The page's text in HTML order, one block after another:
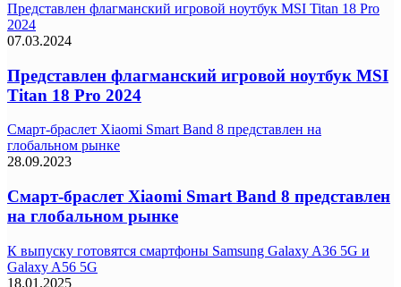
Представлен флагманский игровой ноутбук MSI Titan 18 Pro
2024
07.03.2024
Представлен флагманский игровой ноутбук MSI
Titan 18 Pro 2024
Смарт-браслет Xiaomi Smart Band 8 представлен на
глобальном рынке
28.09.2023
Смарт-браслет Xiaomi Smart Band 8 представлен
на глобальном рынке
К выпуску готовятся смартфоны Samsung Galaxy A36 5G и
Galaxy A56 5G
18.01.2025